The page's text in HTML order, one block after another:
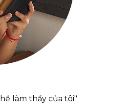
làm thầy của tôi"